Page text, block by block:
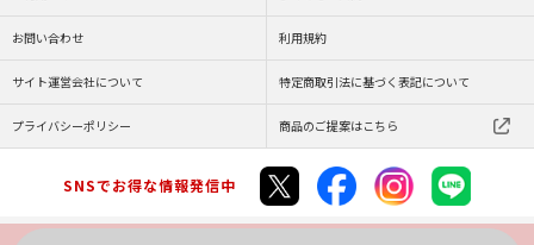
お問い合わせ 利用規約
サイト運営会社について 特定商取引法に基づく表記について
プライバシーポリシー 商品のご提案はこちら
SNSでお得な情報発信中